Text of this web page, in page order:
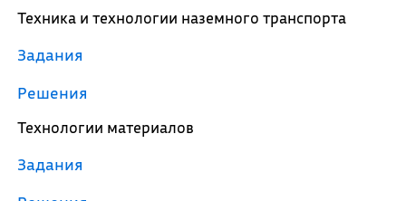
Техника и технологии наземного транспорта
Задания
Решения
Технологии материалов
Задания